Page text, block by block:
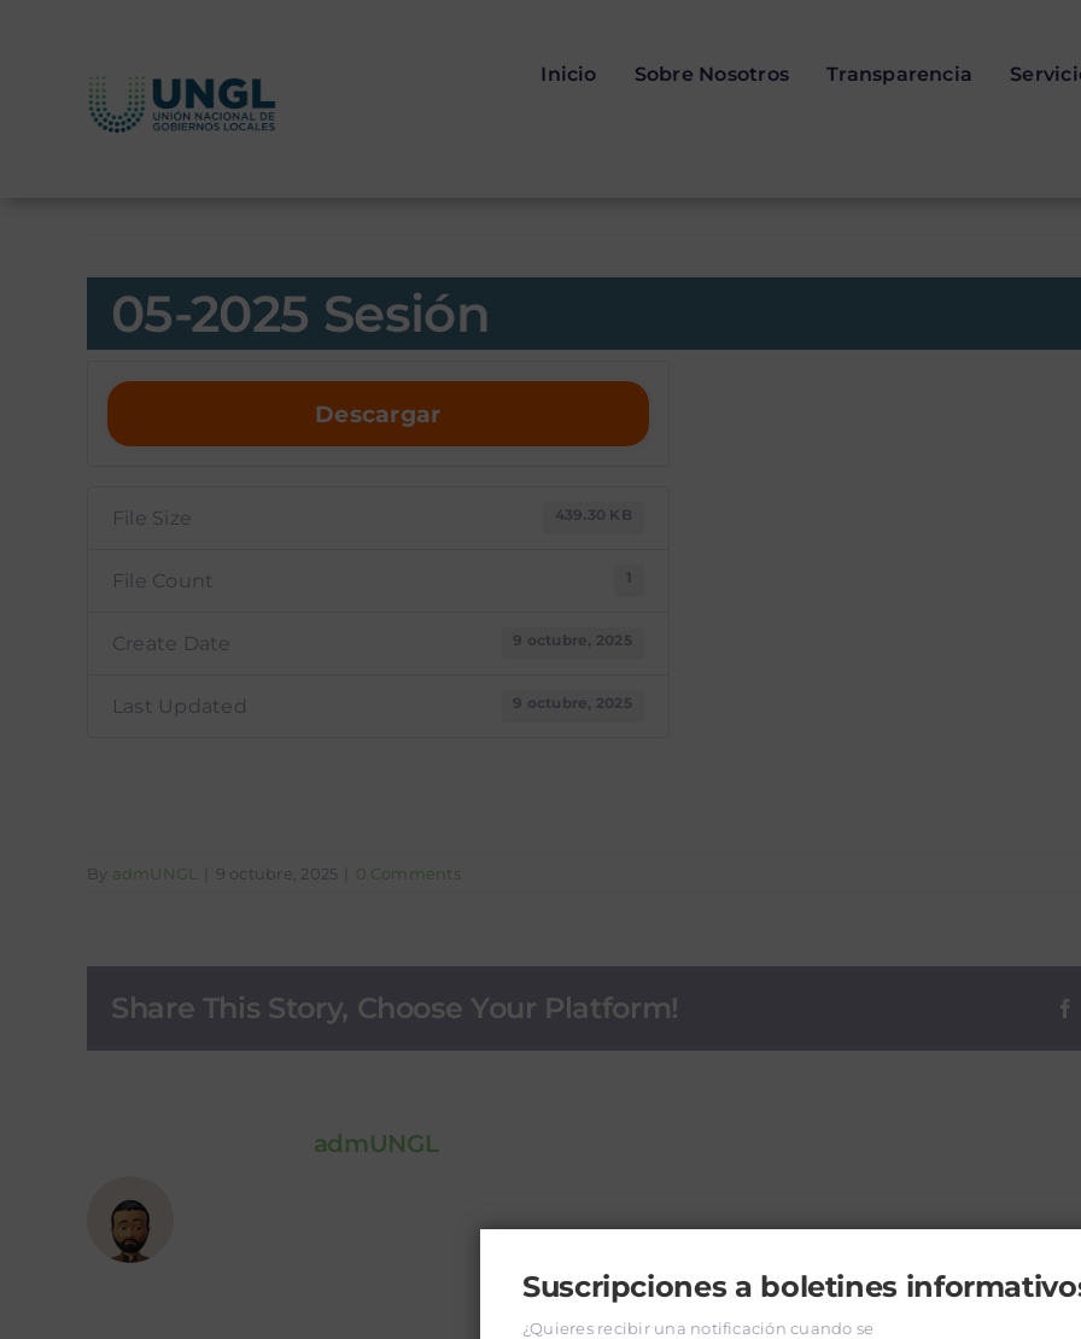
Inicio Sobre Nosotros Transparencia
05-2025 Sesión
Descargar
File Size 439.30 KB
File Count 1
Create Date 9 octubre, 2025
Last Updated 9 octubre, 2025
By admUNGL 9 octubre, 2025 0 Comments
Share This Story, Choose Your Platform!
admUNGL
Suscripciones a boletines
¿Quieres recibir una notificación cuando se